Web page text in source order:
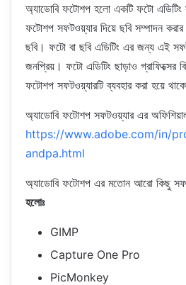
অ্যাডোবি ফটোশপ হলো একটি ফটো
ফটোশপ সফটওয়্যার দিয়ে ছবি সম্পাদন করার
ছবি। ফটো বা ছবি এডিটিং এর জন্য এই
জনপ্রিয়। ফটো এডিটিং ছাড়াও গ্রাফিক্সের
ফটোশপ সফটওয়্যারটি ব্যবহার করা হয়ে
অ্যাডোবি ফটোশপ সফটওয়্যার এর
https://www.adobe.com/in/
andpa.html
অ্যাডোবি ফটোশপ এর মতোন আরো কিছু
হলোঃ
GIMP
Capture One Pro
PicMonkey